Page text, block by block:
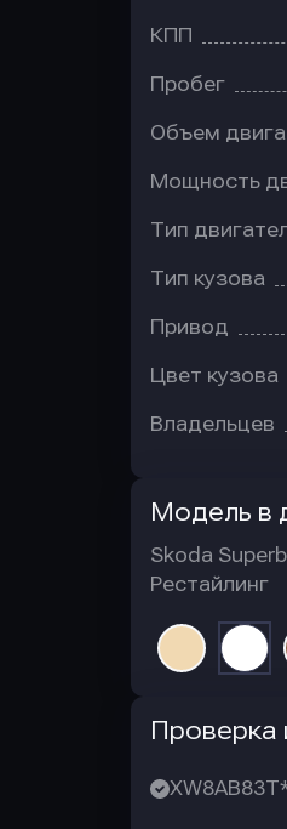
КПП
Пробег
Объем
Мощность
Тип
Тип кузова
Привод
Цвет кузова
Владельцев
Модель в
Skoda
Рестайлинг
Проверка